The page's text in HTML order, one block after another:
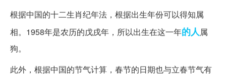
根据中国的十二生肖纪年法，根据出生年份可以得知属
相。1958年是农历的戊戌年，所以出生在这一年的人属
狗。
此外，根据中国的节气计算，春节的日期也与立春节气有